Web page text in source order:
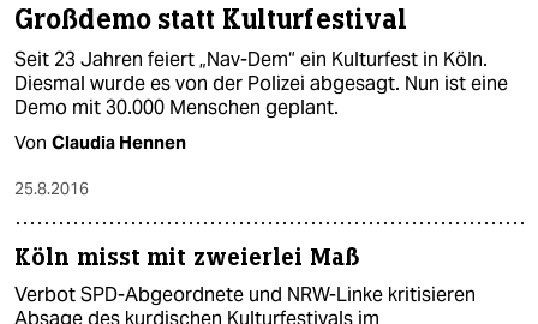
Großdemo statt Kulturfestival
Seit 23 Jahren feiert „Nav-Dem“ ein Kulturfest in Köln.
Diesmal wurde es von der Polizei abgesagt. Nun ist eine
Demo mit 30.000 Menschen geplant.
Von Claudia Hennen
25.8.2016
Köln misst mit zweierlei Maß
Verbot SPD-Abgeordnete und NRW-Linke kritisieren
Absage des kurdischen Kulturfestivals im